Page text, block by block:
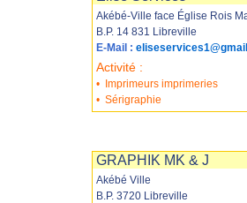
Akébé-Ville face Église Rois
B.P. 14 831 Libreville
E-Mail :
Activité :
•
Imprimeurs imprimeries
• Sérigraphie
GRAPHIK MK & J
Akébé Ville
B.P. 3720 Libreville